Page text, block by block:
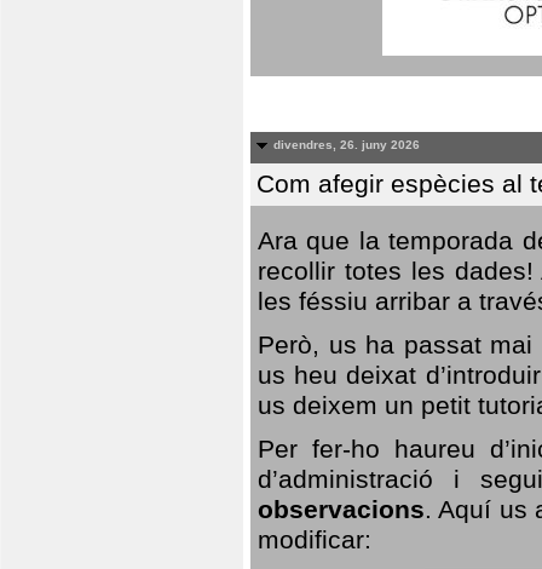
divendres, 26. juny 2026
Com afegir espècies al
Ara que la temporada
recollir totes les
les féssiu arribar a
Però, us ha passat
us heu deixat
us deixem un petit
Per fer-ho haureu
d’administració i
observacions. Aquí us
modificar: